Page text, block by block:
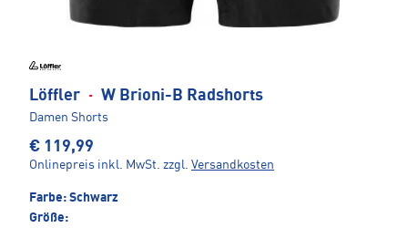
Löffler · W Brioni-B Radshorts
Damen Shorts
€ 119,99
Onlinepreis inkl. MwSt. zzgl. Versandkosten
Farbe: Schwarz
Größe: